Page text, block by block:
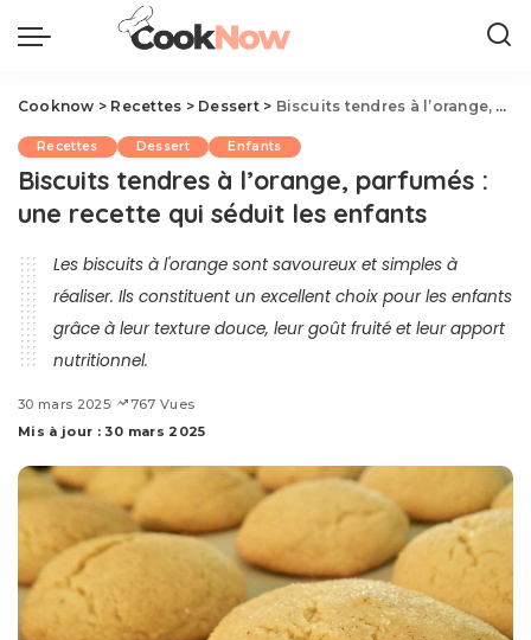
Cooknow > Recettes > Dessert> Biscuits tendres à l’orange, parfumés : une recette qui séduit les enfants
Recettes Dessert Enfants
Biscuits tendres à l’orange, parfumés :
une recette qui séduit les enfants
Les biscuits à l'orange sont savoureux et simples à
réaliser. Ils constituent un excellent choix pour les enfants
grâce à leur texture douce, leur goût fruité et leur apport
nutritionnel.
30 mars 2025
767 Vues
Mis à jour : 30 mars 2025